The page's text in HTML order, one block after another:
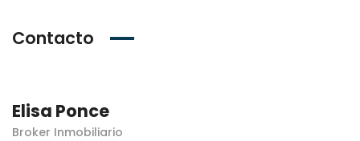
Contacto
Elisa Ponce
Broker Inmobiliario